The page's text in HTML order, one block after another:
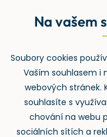
Rejstřík používaných
Zpětný odběr
Na vašem
Soubory cookies
Vaším souhlasem i
webových stránek.
souhlasíte s
chování na webu
sociálních sítích a